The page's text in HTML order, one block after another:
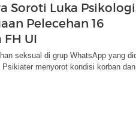
Soroti Luka
Pelecehan 16
FH UI
seksual di grup WhatsApp yang
menyorot kondisi korban